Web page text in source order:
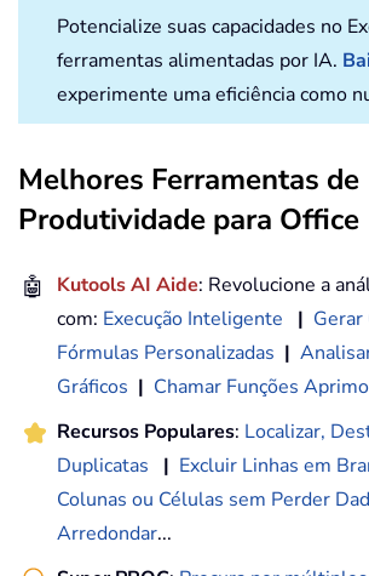
Potencialize suas capacidades no
ferramentas alimentadas por IA.
experimente uma eficiência como
Melhores Ferramentas de
Produtividade para Office
🤖 Kutools AI Aide: Revolucione a
com: Execução Inteligente | Gerar
Fórmulas Personalizadas |
Gráficos | Chamar Funções
Recursos Populares: Localizar,
Duplicatas
| Excluir Linhas em
Colunas ou Células sem Perder
Arredondar...